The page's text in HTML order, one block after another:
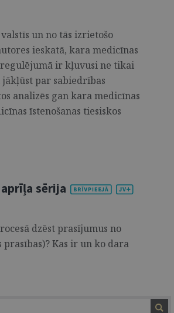
un no tās izrietošo
ieskatā, kara medicīnas
ir kļuvusi ne tikai
par sabiedrības
analizēs gan kara medicīnas
īstenošanas tiesiskos
sērija
dzēst prasījumus no
Kas ir un ko dara